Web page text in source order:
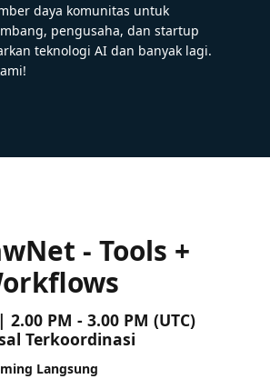
daya komunitas untuk
pengusaha, dan startup
teknologi AI dan banyak lagi.
- Tools +
PM - 3.00 PM (UTC)
Terkoordinasi
Langsung